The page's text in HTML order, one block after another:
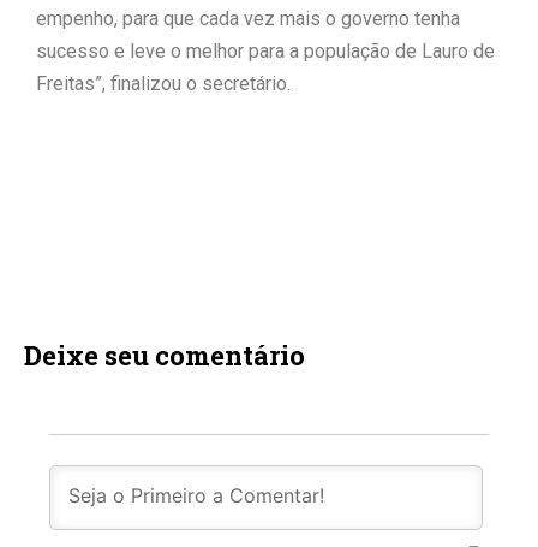
empenho, para que cada vez mais o governo tenha
sucesso e leve o melhor para a população de Lauro de
Freitas”, finalizou o secretário.
Deixe seu comentário